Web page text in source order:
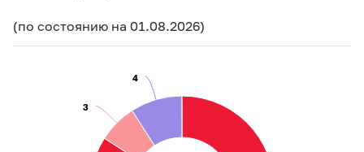
(по состоянию на 01.08.2026)
3
3
4
4